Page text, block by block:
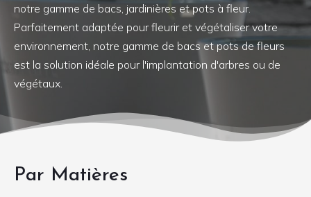
notre gamme de bacs, jardinières et pots à fleur.
Parfaitement adaptée pour fleurir et végétaliser votre
environnement, notre gamme de bacs et pots de fleurs
est la solution idéale pour l'implantation d'arbres ou de
végétaux.
Par Matières